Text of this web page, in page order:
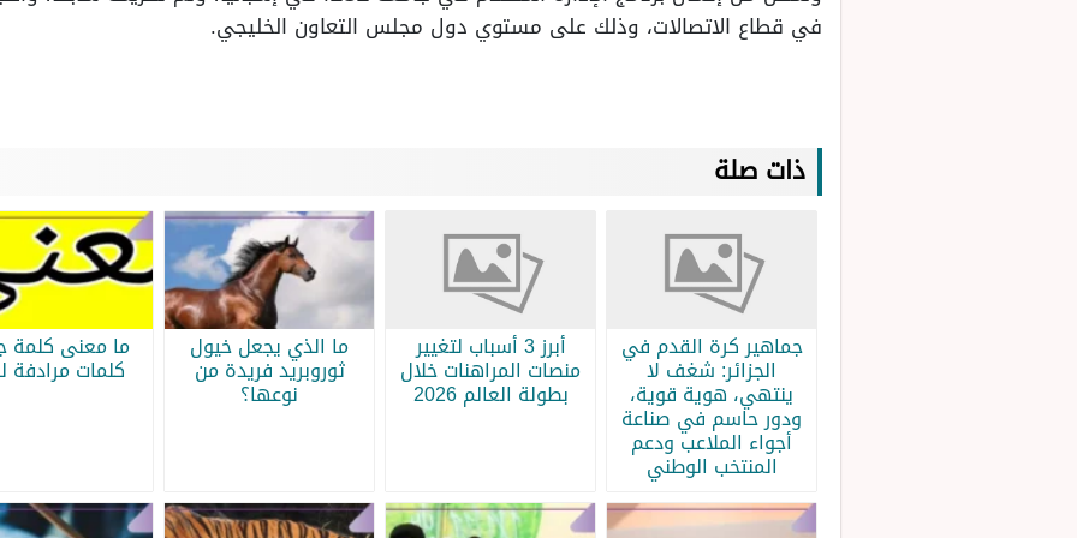
في قطاع الاتصالات، وذلك على مستوي دول مجلس التعاون الخليجي.
ذات صلة
جماهير كرة القدم في
الجزائر: شغف لا
ينتهي، هوية قوية،
ودور حاسم في صناعة
أجواء الملاعب ودعم
المنتخب الوطني
أبرز 3 أسباب لتغيير
منصات المراهنات خلال
بطولة العالم 2026
ما الذي يجعل خيول
ثوروبريد فريدة من
نوعها؟
ما معنى كلمة
كلمات مرادفة